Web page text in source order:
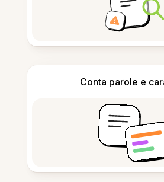
Conta parole e